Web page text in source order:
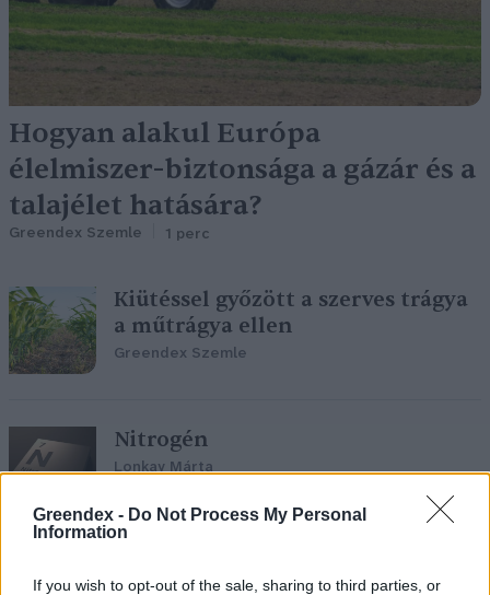
Greendex - Do Not Process My Personal
Information
If you wish to opt-out of the sale, sharing to third parties, or
Hogyan alakul Európa
élelmiszer-biztonsága a gázár és a
talajélet hatására?
Greendex Szemle 1 perc
Kiütéssel győzött a szerves trágya
a műtrágya ellen
Greendex Szemle
Nitrogén
Lonkay Márta
Szennyvíziszap műtrágya helyett?